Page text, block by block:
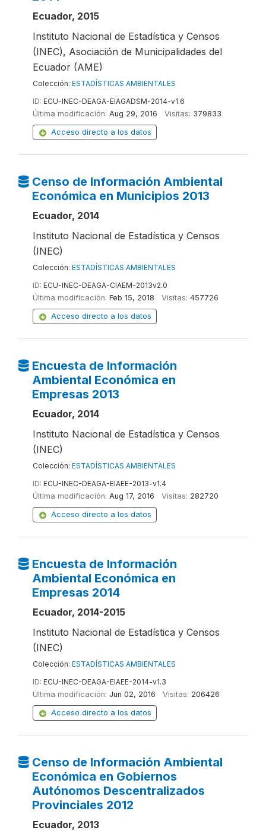
Ecuador, 2015
Instituto Nacional de Estadística y Censos
(INEC), Asociación de Municipalidades del
Ecuador (AME)
Colección: ESTADÍSTICAS AMBIENTALES
ID: ECU-INEC-DEAGA-EIAGADSM-2014-v1.6
Última modificación: Aug 29, 2016 Visitas: 379833
Acceso directo a los datos
Censo de Información Ambiental
Económica en Municipios 2013
Ecuador, 2014
Instituto Nacional de Estadística y Censos
(INEC)
Colección: ESTADÍSTICAS AMBIENTALES
ID: ECU-INEC-DEAGA-CIAEM-2013v2.0
Última modificación: Feb 15, 2018 Visitas: 457726
Acceso directo a los datos
Encuesta de Información
Ambiental Económica en
Empresas 2013
Ecuador, 2014
Instituto Nacional de Estadística y Censos
(INEC)
Colección: ESTADÍSTICAS AMBIENTALES
ID: ECU-INEC-DEAGA-EIAEE-2013-v1.4
Última modificación: Aug 17, 2016 Visitas: 282720
Acceso directo a los datos
Encuesta de Información
Ambiental Económica en
Empresas 2014
Ecuador, 2014-2015
Instituto Nacional de Estadística y Censos
(INEC)
Colección: ESTADÍSTICAS AMBIENTALES
ID: ECU-INEC-DEAGA-EIAEE-2014-v1.3
Última modificación: Jun 02, 2016 Visitas: 206426
Acceso directo a los datos
Censo de Información Ambiental
Económica en Gobiernos
Autónomos Descentralizados
Provinciales 2012
Ecuador, 2013